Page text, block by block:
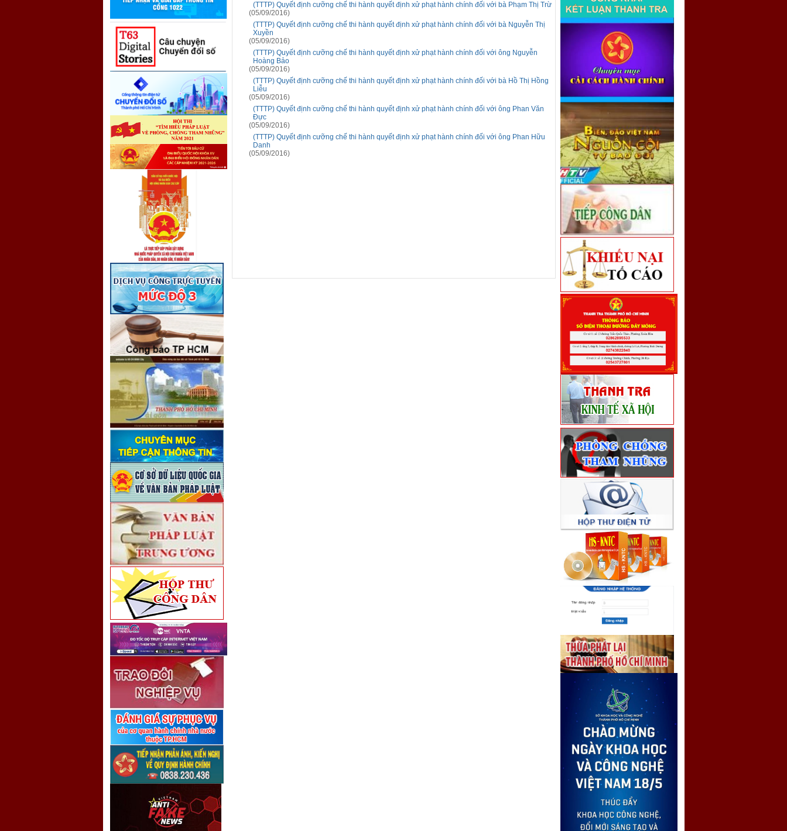
(TTTP) Quyết định cưỡng chế thi hành quyết định xử phạt hành chính đối với bà Phạm Thị Trừ
(05/09/2016)
(TTTP) Quyết định cưỡng chế thi hành quyết định xử phạt hành chính đối với bà Nguyễn Thị
Xuyền
(05/09/2016)
(TTTP) Quyết định cưỡng chế thi hành quyết định xử phạt hành chính đối với ông Nguyễn
Hoàng Bảo
(05/09/2016)
(TTTP) Quyết định cưỡng chế thi hành quyết định xử phạt hành chính đối với bà Hồ Thị Hồng
Liễu
(05/09/2016)
(TTTP) Quyết định cưỡng chế thi hành quyết định xử phạt hành chính đối với ông Phan Văn
Đực
(05/09/2016)
(TTTP) Quyết định cưỡng chế thi hành quyết định xử phạt hành chính đối với ông Phan Hữu
Danh
(05/09/2016)